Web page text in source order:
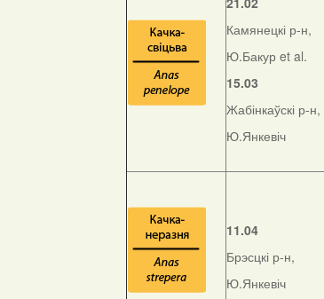
Камянецкі р-н,
Ю.Бакур et al.
15.03
Жабінкаўскі р-н,
Ю.Янкевіч
11.04
Брэсцкі р-н,
Ю.Янкевіч